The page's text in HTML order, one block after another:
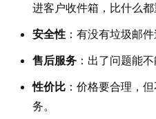
进客户收件箱，比什么都
安全性 ：有没有垃圾邮
售后服务 ：出了问题能
性价比 ：价格要合理，
务。